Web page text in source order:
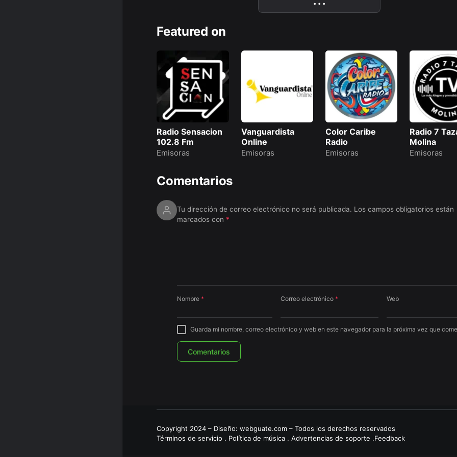
• • •
Featured on
Radio Sensacion
102.8 Fm
Emisoras
Vanguardista
Online
Emisoras
Color Caribe
Radio
Emisoras
Radio 7
Molina
Emisoras
Comentarios
Tu dirección de correo electrónico no será publicada. Los campos obligatorios están
marcados con *
Nombre* Correo electrónico* Web
Guarda mi nombre, correo electrónico y web en este navegador para la próxima vez que
Copyright 2024 – Diseño:webguate.com – Todos los derechos reservados
Términos de servicio . Política de música . Advertencias de soporte .Feedback